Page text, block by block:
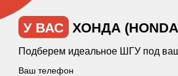
У ВАС ХОНДА
Подберем идеальное ШГУ под
Ваш телефон